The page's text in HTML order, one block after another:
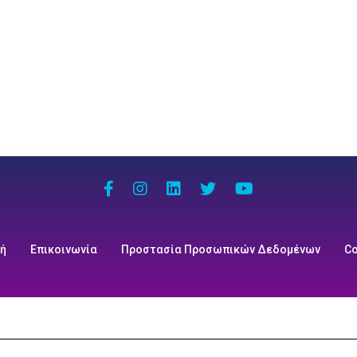
Επικοινωνία Προστασία Προσωπικών Δεδομένων